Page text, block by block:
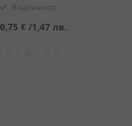
В наличност
0,75 € /1,47 лв.